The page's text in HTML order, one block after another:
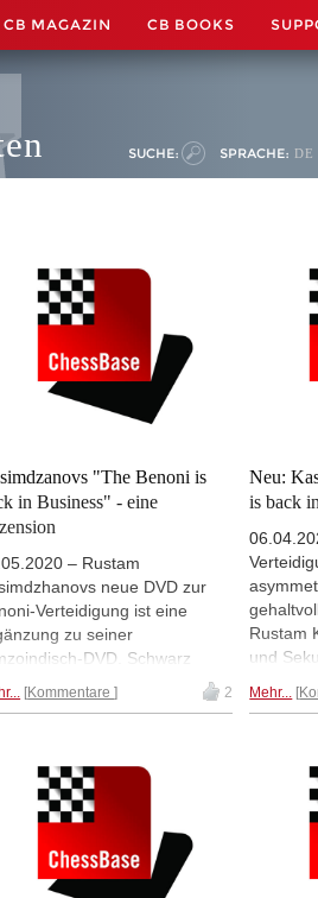
CB MAGAZIN CB BOOKS
SUCHE: SPRACHE: DE
"The Benoni is
in Business" - eine
– Rustam
neue DVD zur
Verteidigung ist eine
zu seiner
DVD. Schwarz
Pfeffer ins Spiel und
hat sich die DVD
angesehen.
Kommentare 2
Neu:
is back
Rustam
und
auf
Mehr...